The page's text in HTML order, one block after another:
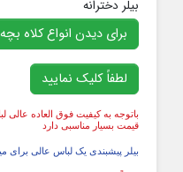
بیلر دخترانه
برای دیدن انواع کلاه
لطفاً کلیک نمایید
باتوجه به کیفیت فوق العاده عالی
قیمت بسیار مناسبی دارد
بیلر پیشبندی یک لباس عالی برای